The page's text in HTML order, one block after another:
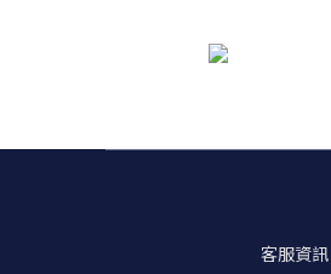
客服資訊